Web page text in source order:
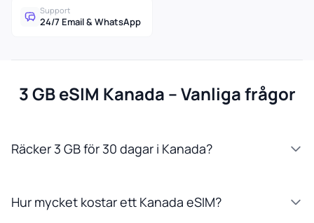
Support
24/7 Email & WhatsApp
3 GB eSIM Kanada – Vanliga frågor
Räcker 3 GB för 30 dagar i Kanada?
Hur mycket kostar ett Kanada eSIM?